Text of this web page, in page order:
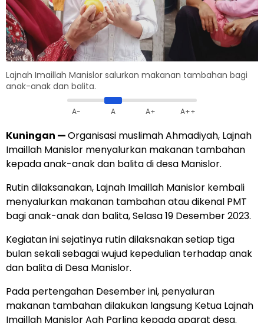
Lajnah Imaillah Manislor salurkan makanan tambahan bagi
anak-anak dan balita.
A- A A+ A++
Kuningan —Organisasi muslimah Ahmadiyah, Lajnah
Imaillah Manislor menyalurkan makanan tambahan
kepada anak-anak dan balita di desa Manislor.
Rutin dilaksanakan, Lajnah Imaillah Manislor kembali
menyalurkan makanan tambahan atau dikenal PMT
bagi anak-anak dan balita, Selasa 19 Desember 2023.
Kegiatan ini sejatinya rutin dilaksnakan setiap tiga
bulan sekali sebagai wujud kepedulian terhadap anak
dan balita di Desa Manislor.
Pada pertengahan Desember ini, penyaluran
makanan tambahan dilakukan langsung Ketua Lajnah
Imaillah Manislor Aah Parlina kepada aparat desa.